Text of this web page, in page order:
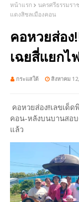
หน้าแรก นครศรีธรรมรา
แดงสิชลเมืองคอน
คอหวยส่อ
เฉยสี่แยกไ
กระแสใต้ สิงหาคม
คอหวยส่อง!!เลขเด็
คอน-หลังบนบานสอบ
แล้ว